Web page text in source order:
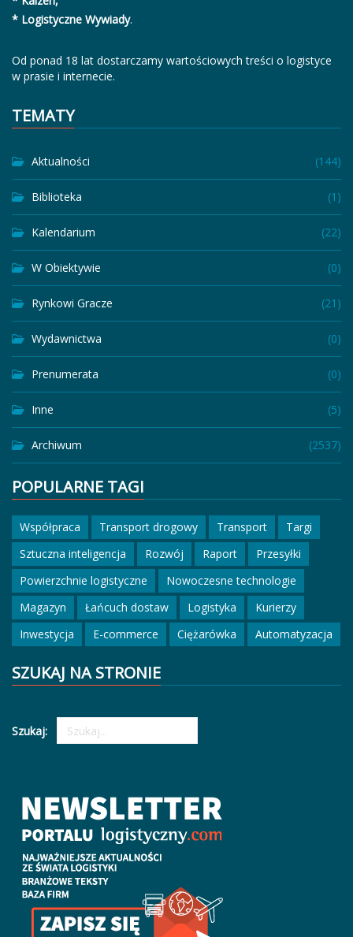
* Logistyczne Wywiady.
Od ponad 18 lat dostarczamy wartościowych treści o logistyce
w prasie i internecie.
TEMATY
Aktualności (144)
Biblioteka (1)
Kalendarium (22)
W Obiektywie (0)
Rynkowi Gracze (21)
Wydawnictwa (0)
Prenumerata (0)
Inne (5)
Archiwum (2537)
POPULARNE TAGI
Współpraca Transport drogowy Transport
Targi
Sztuczna inteligencja
Rozwój Raport
Przesyłki
Powierzchnie logistyczne
Nowoczesne technologie
Magazyn
Łańcuch dostaw Logistyka
Kurierzy
Inwestycja
E-commerce Ciężarówka Automatyzacja
SZUKAJ NA STRONIE
Szukaj: